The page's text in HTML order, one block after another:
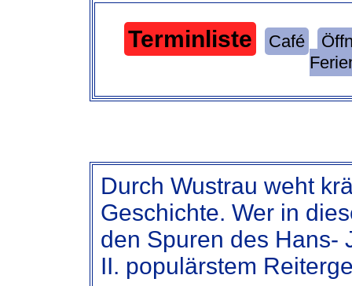
Terminliste Café
Durch Wustrau weht
Geschichte. Wer in
den Spuren des Hans-
II. populärstem